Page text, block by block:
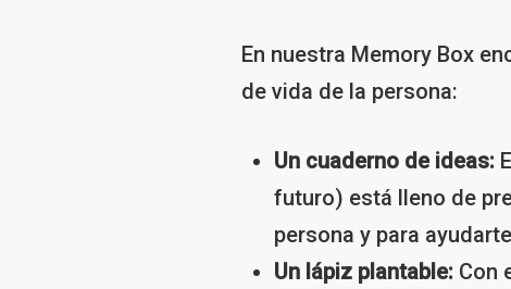
En nuestra Memory Box
de vida de la persona:
Un cuaderno de ideas:
futuro) está lleno de
persona y para
Un lápiz plantable: Con